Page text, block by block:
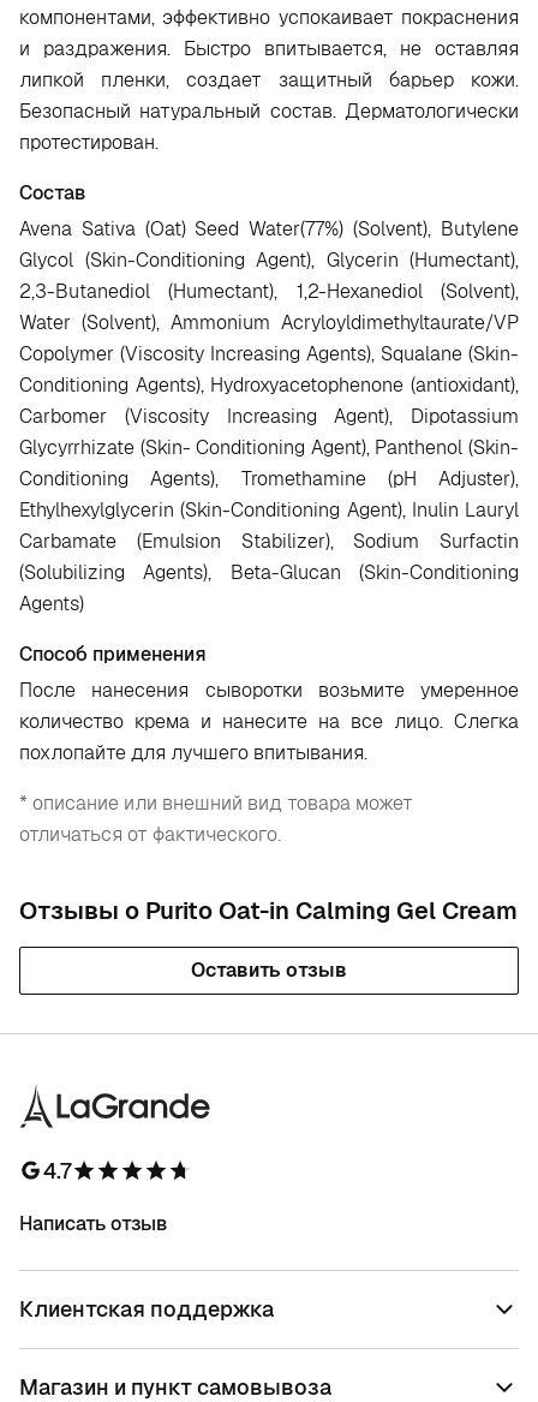
компонентами, эффективно успокаивает покраснения
и раздражения. Быстро впитывается, не оставляя
липкой пленки, создает защитный барьер кожи.
Безопасный натуральный состав. Дерматологически
протестирован.
Состав
Avena Sativa (Oat) Seed Water(77%) (Solvent), Butylene
Glycol (Skin-Conditioning Agent), Glycerin (Humectant),
2,3-Butanediol (Humectant), 1,2-Hexanediol (Solvent),
Water (Solvent), Ammonium Acryloyldimethyltaurate/VP
Copolymer (Viscosity Increasing Agents), Squalane (Skin-
Conditioning Agents), Hydroxyacetophenone (antioxidant),
Carbomer (Viscosity Increasing Agent), Dipotassium
Glycyrrhizate (Skin- Conditioning Agent), Panthenol (Skin-
Conditioning Agents), Tromethamine (pH Adjuster),
Ethylhexylglycerin (Skin-Conditioning Agent), Inulin Lauryl
Carbamate (Emulsion Stabilizer), Sodium Surfactin
(Solubilizing Agents), Beta-Glucan (Skin-Conditioning
Agents)
Способ применения
После нанесения сыворотки возьмите умеренное
количество крема и нанесите на все лицо. Слегка
похлопайте для лучшего впитывания.
* описание или внешний вид товара может
отличаться от фактического.
Отзывы о Purito Oat-in Calming Gel Cream
Оставить отзыв
4.7
Написать отзыв
Клиентская поддержка
Магазин и пункт самовывоза